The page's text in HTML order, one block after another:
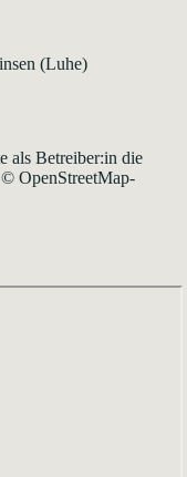
(Luhe)
als Betreiber:in die
OpenStreetMap-